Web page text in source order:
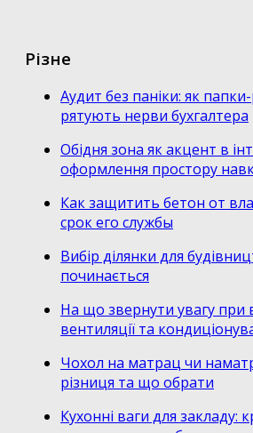
Різне
Аудит без паніки: як
рятують нерви бухгалтера
Обідня зона як акцент в
оформлення простору
Как защитить бетон от
срок его службы
Вибір ділянки для
починається
На що звернути увагу при
вентиляції та
Чохол на матрац чи
різниця та що обрати
Кухонні ваги для закладу: